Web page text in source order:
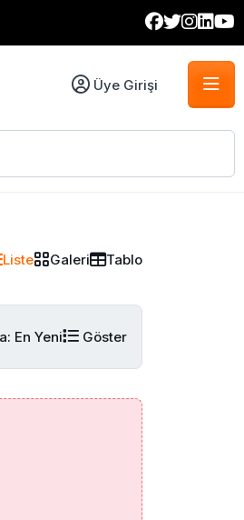
Üye Girişi
Liste Galeri Tablo
En Yeni Göster